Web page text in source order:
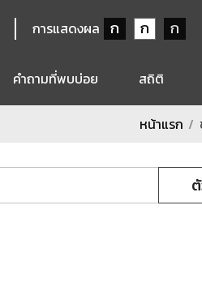
การแสดงผล ก ก ก
คำถามที่พบบ่อย สถิติ
หน้าแรก